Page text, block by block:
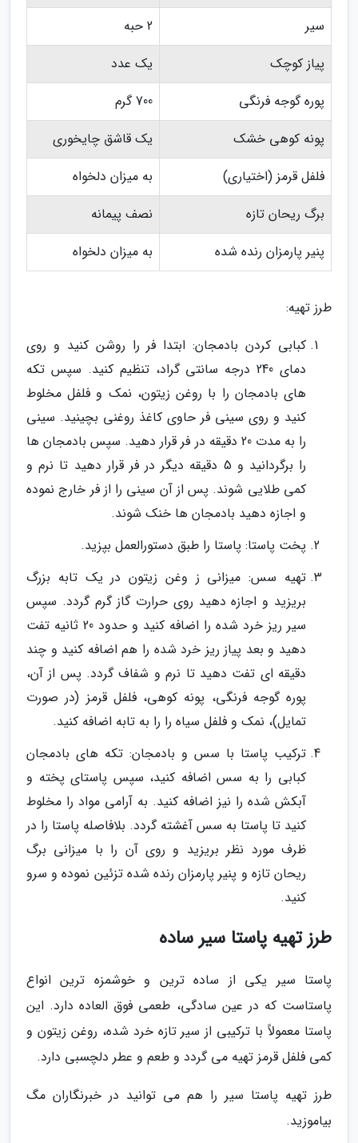
سیر
2 حبه
پیاز کوچک
یک عدد
پوره گوجه فرنگی
700 گرم
پونه کوهی خشک
یک قاشق چایخوری
فلفل قرمز (اختیاری)
به میزان دلخواه
برگ ریحان تازه
نصف پیمانه
پنیر پارمزان رنده شده
به میزان دلخواه
طرز تهیه:
کبابی کردن بادمجان: ابتدا فر را روشن کنید و روی
دمای 240 درجه سانتی گراد، تنظیم کنید. سپس تکه
های بادمجان را با روغن زیتون، نمک و فلفل مخلوط
کنید و روی سینی فر حاوی کاغذ روغنی بچینید. سینی
را به مدت 20 دقیقه در فر قرار دهید. سپس بادمجان ها
را برگردانید و 5 دقیقه دیگر در فر قرار دهید تا نرم و
کمی طلایی شوند. پس از آن سینی را از فر خارج نموده
و اجازه دهید بادمجان ها خنک شوند.
پخت پاستا: پاستا را طبق دستورالعمل بپزید.
تهیه سس: میزانی ز وغن زیتون در یک تابه بزرگ
بریزید و اجازه دهید روی حرارت گاز گرم گردد. سپس
سیر ریز خرد شده را اضافه کنید و حدود 20 ثانیه تفت
دهید و بعد پیاز ریز خرد شده را هم اضافه کنید و چند
دقیقه ای تفت دهید تا نرم و شفاف گردد. پس از آن،
پوره گوجه فرنگی، پونه کوهی، فلفل قرمز (در صورت
تمایل)، نمک و فلفل سیاه را را به تابه اضافه کنید.
ترکیب پاستا با سس و بادمجان: تکه های بادمجان
کبابی را به سس اضافه کنید، سپس پاستای پخته و
آبکش شده را نیز اضافه کنید. به آرامی مواد را مخلوط
کنید تا پاستا به سس آغشته گردد. بلافاصله پاستا را در
ظرف مورد نظر بریزید و روی آن را با میزانی برگ
ریحان تازه و پنیر پارمزان رنده شده تزئین نموده و سرو
کنید.
طرز تهیه پاستا سیر ساده
پاستا سیر یکی از ساده ترین و خوشمزه ترین انواع
پاستاست که در عین سادگی، طعمی فوق العاده دارد. این
پاستا معمولاً با ترکیبی از سیر تازه خرد شده، روغن زیتون و
کمی فلفل قرمز تهیه می گردد و طعم و عطر دلچسبی دارد.
طرز تهیه پاستا سیر را هم می توانید در خبرنگاران مگ
بیاموزید.